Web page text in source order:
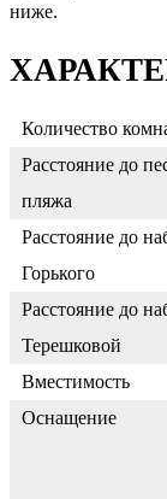
ниже.
Количество
Расстояние до
пляжа
Расстояние до
Горького
Расстояние до
Терешковой
Вместимость
Оснащение